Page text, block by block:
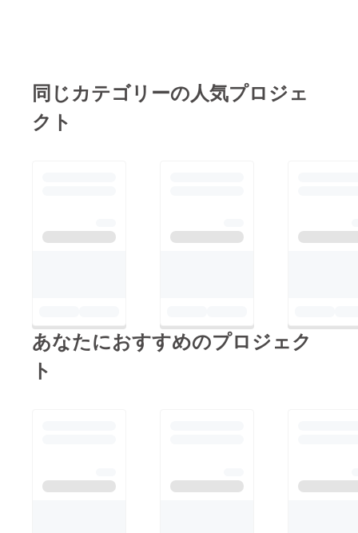
で出張してお届けでき
ることを目指しており
同じカテゴリーの人気プロジェ
クト
あなたにおすすめのプロジェク
ト